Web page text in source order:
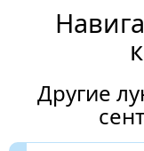
Другие